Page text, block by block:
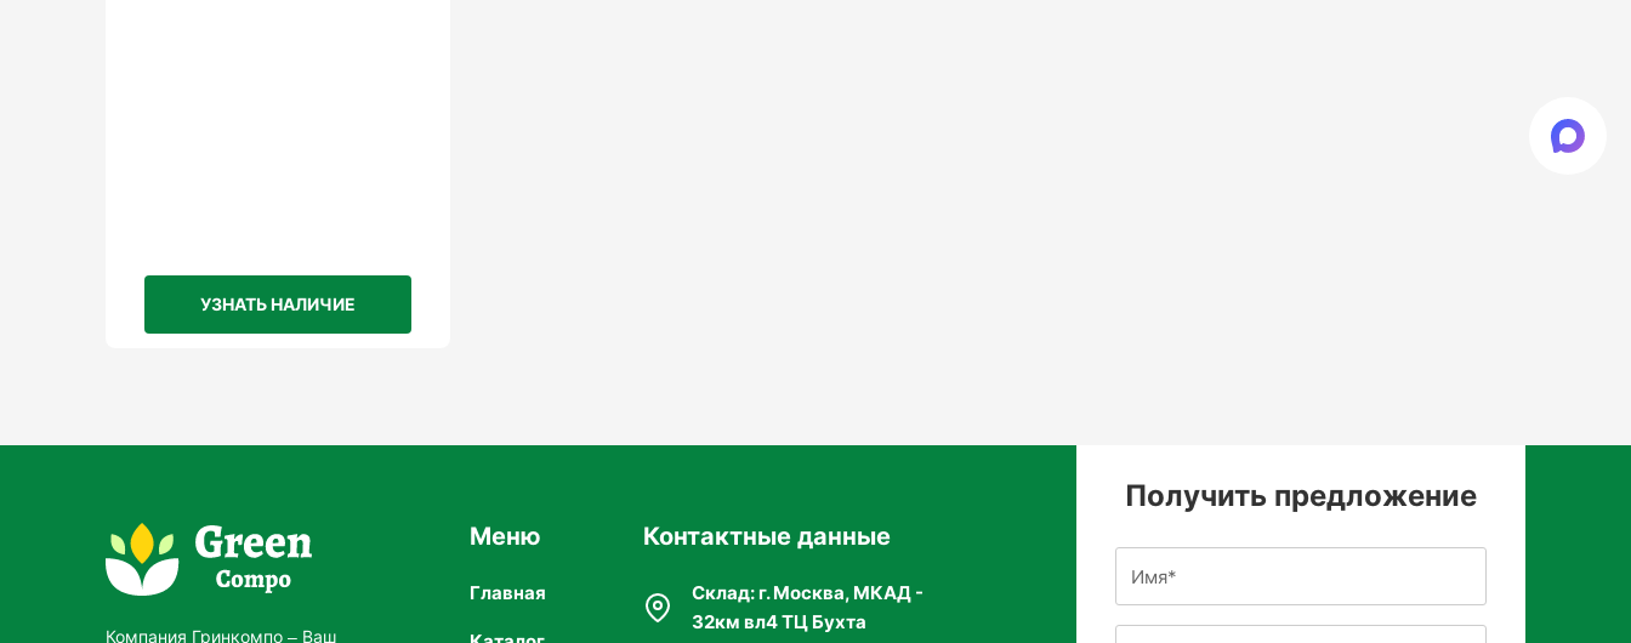
Частота применения
: Рекомендуется проводить подкормки 2-3 раза в течение сезона, особенно в периоды
УЗНАТЬ НАЛИЧИЕ
Компания Гринкомпо – Ваш
Меню
Главная
Контактные данные
Склад: г. Москва, МКАД -
32км вл4 ТЦ Бухта
Получить предложение